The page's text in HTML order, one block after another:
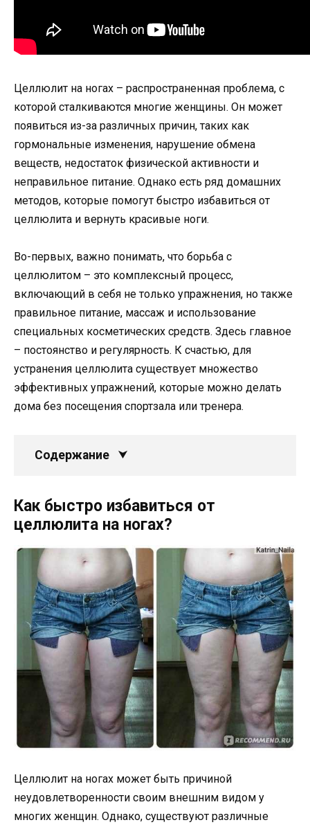
Целлюлит на ногах – распространенная проблема, с
которой сталкиваются многие женщины. Он может
появиться из-за различных причин, таких как
гормональные изменения, нарушение обмена
веществ, недостаток физической активности и
неправильное питание. Однако есть ряд домашних
методов, которые помогут быстро избавиться от
целлюлита и вернуть красивые ноги.
Во-первых, важно понимать, что борьба с
целлюлитом – это комплексный процесс,
включающий в себя не только упражнения, но также
правильное питание, массаж и использование
специальных косметических средств. Здесь главное
– постоянство и регулярность. К счастью, для
устранения целлюлита существует множество
эффективных упражнений, которые можно делать
дома без посещения спортзала или тренера.
Содержание
Как быстро избавиться от
целлюлита на ногах?
Целлюлит на ногах может быть причиной
неудовлетворенности своим внешним видом у
многих женщин. Однако, существуют различные